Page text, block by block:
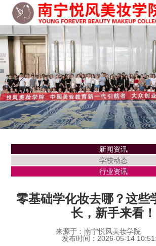
新闻资讯
学校动态
行业资讯
零基础学化妆去哪？这些
长，新手来看！
来源于：南宁悦风美妆学院
发布时间：2026-05-14